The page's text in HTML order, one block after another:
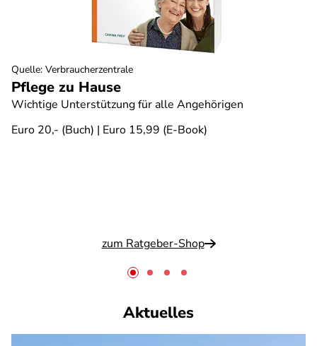
Pflege zu Hause
Wichtige Unterstützung für alle Angehörigen
Euro 20,- (Buch) | Euro 15,99 (E-Book)
zum Ratgeber-Shop
Quelle: Verbraucherzentrale
Aktuelles